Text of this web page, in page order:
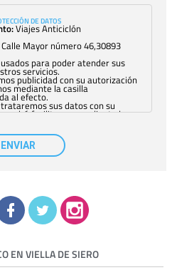
DE DATOS
Viajes Anticiclón
Calle Mayor número 46,30893
para poder atender sus
servicios.
publicidad con su autorización
mediante la casilla
al efecto.
sus datos con su
podrá facilitarnos mediante la
general, sólo el personal de
autorizado podrá
que le pedimos. No se
cómo tratamos sus datos en la
ENVIAR
EN VIELLA DE SIERO